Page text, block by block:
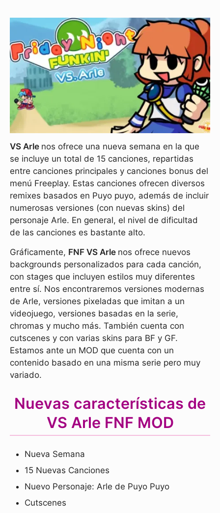
VS Arle nos ofrece una nueva semana en la que
se incluye un total de 15 canciones, repartidas
entre canciones principales y canciones bonus del
menú Freeplay. Estas canciones ofrecen diversos
remixes basados en Puyo puyo, además de incluir
numerosas versiones (con nuevas skins) del
personaje Arle. En general, el nivel de dificultad
de las canciones es bastante alto.
Gráficamente, FNF VS Arle nos ofrece nuevos
backgrounds personalizados para cada canción,
con stages que incluyen estilos muy diferentes
entre sí. Nos encontraremos versiones modernas
de Arle, versiones pixeladas que imitan a un
videojuego, versiones basadas en la serie,
chromas y mucho más. También cuenta con
cutscenes y con varias skins para BF y GF.
Estamos ante un MOD que cuenta con un
contenido basado en una misma serie pero muy
variado.
Nuevas características de
VS Arle FNF MOD
Nueva Semana
15 Nuevas Canciones
Nuevo Personaje: Arle de Puyo Puyo
Cutscenes